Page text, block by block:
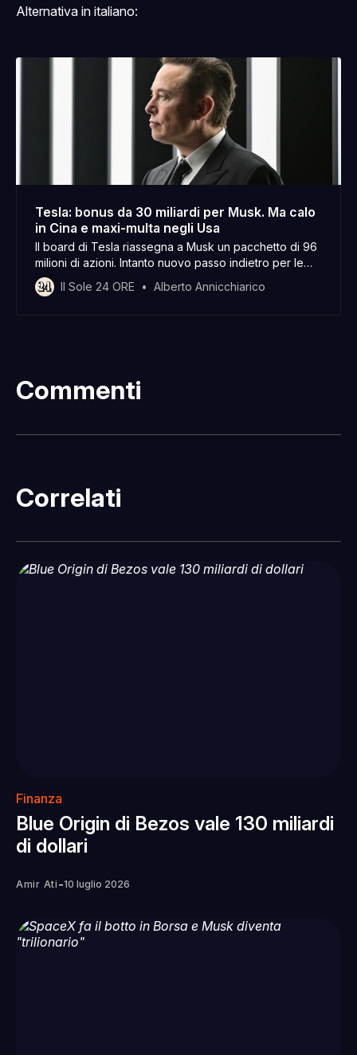
Alternativa in italiano:
Tesla: bonus da 30 miliardi per Musk. Ma calo
in Cina e maxi-multa negli Usa
Il board di Tesla riassegna a Musk un pacchetto di 96
milioni di azioni. Intanto nuovo passo indietro per le
consegne in Cina mentre una giuria Usa condanna
l’azienda a pagare 243 milioni per un incidente
Il Sole 24 ORE Alberto Annicchiarico
Commenti
Correlati
Finanza
Blue Origin di Bezos vale 130 miliardi
di dollari
Amir Ati -10 luglio 2026